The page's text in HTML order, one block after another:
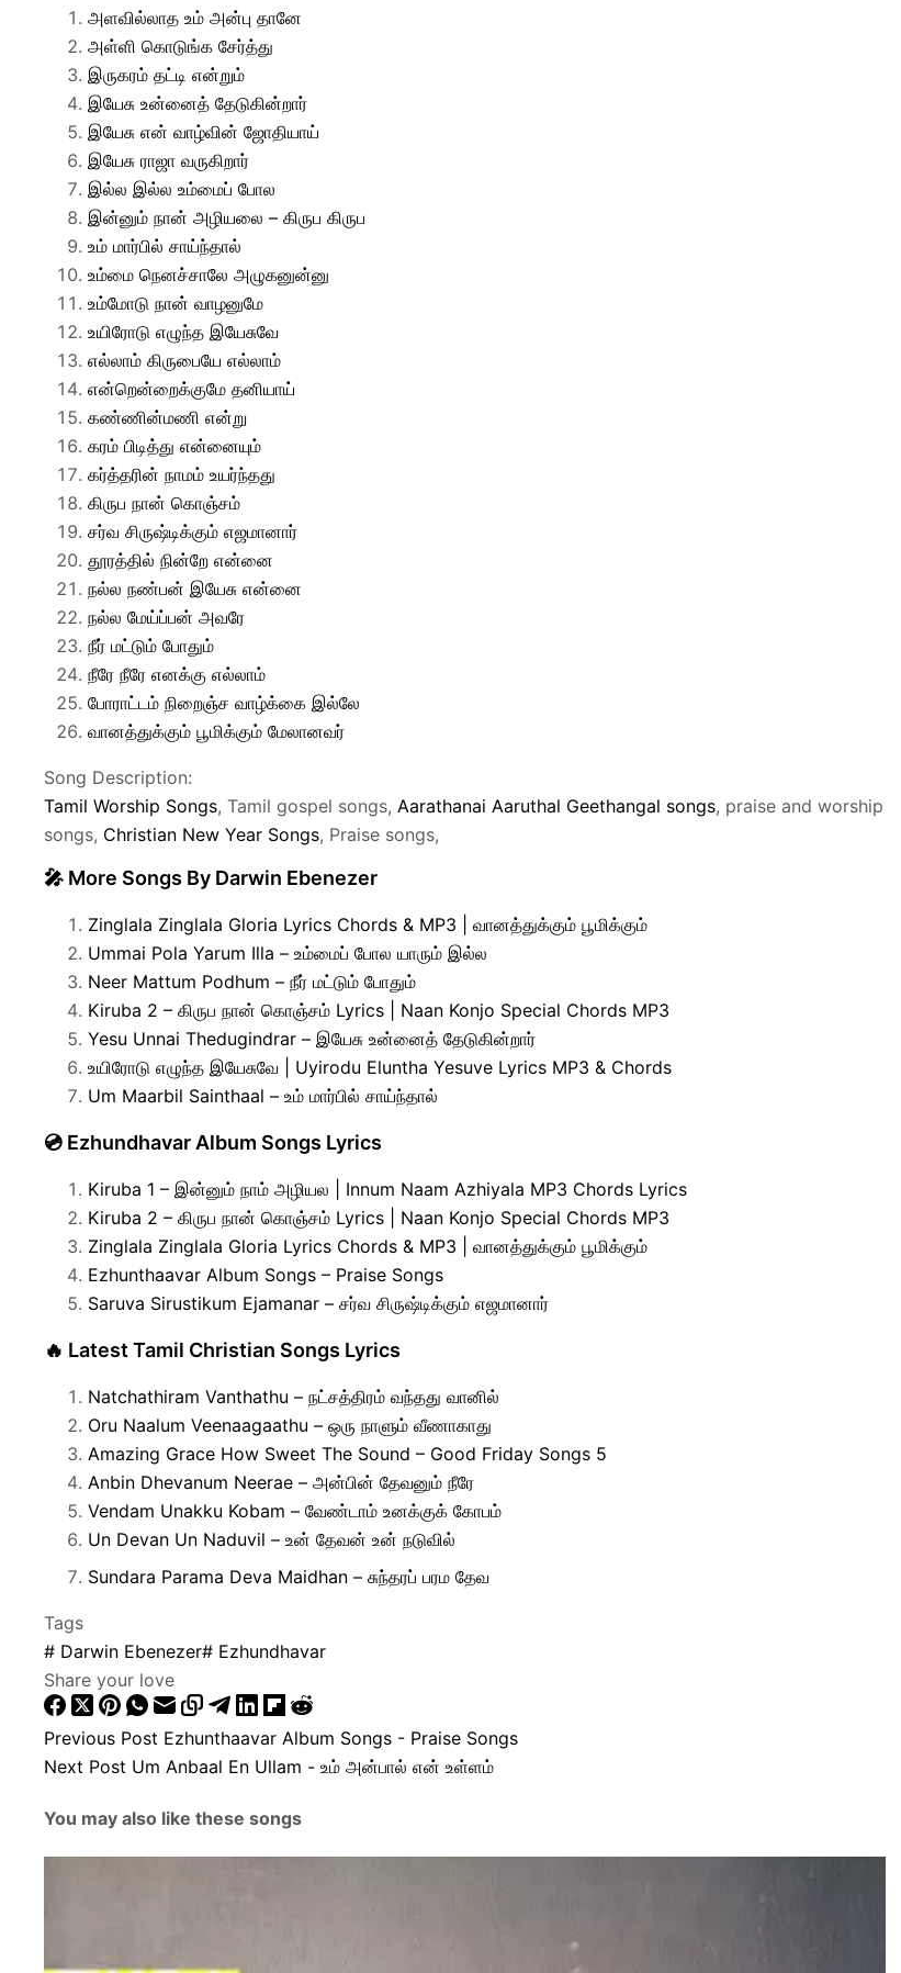
அளவில்லாத உம் அன்பு தானே
அள்ளி கொடுங்க சேர்த்து
இருகரம் தட்டி என்றும்
இயேசு உன்னைத் தேடுகின்றார்
இயேசு என் வாழ்வின் ஜோதியாய்
இயேசு ராஜா வருகிறார்
இல்ல இல்ல உம்மைப் போல
இன்னும் நான் அழியலை – கிருப கிருப
உம் மார்பில் சாய்ந்தால்
உம்மை நெனச்சாலே அழுகனுன்னு
உம்மோடு நான் வாழனுமே
உயிரோடு எழுந்த இயேசுவே
எல்லாம் கிருபையே எல்லாம்
என்றென்றைக்குமே தனியாய்
கண்ணின்மணி என்று
கரம் பிடித்து என்னையும்
கர்த்தரின் நாமம் உயர்ந்தது
கிருப நான் கொஞ்சம்
சர்வ சிருஷ்டிக்கும் எஜமானார்
தூரத்தில் நின்றே என்னை
நல்ல நண்பன் இயேசு என்னை
நல்ல மேய்ப்பன் அவரே
நீர் மட்டும் போதும்
நீரே நீரே எனக்கு எல்லாம்
போராட்டம் நிறைஞ்ச வாழ்க்கை இல்லே
வானத்துக்கும் பூமிக்கும் மேலானவர்
Song Description:
Tamil Worship Songs, Tamil gospel songs, Aarathanai Aaruthal Geethangal songs, praise and worship
songs, Christian New Year Songs, Praise songs,
🎤 More Songs By Darwin Ebenezer
Zinglala Zinglala Gloria Lyrics Chords & MP3 | வானத்துக்கும் பூமிக்கும்
Ummai Pola Yarum Illa – உம்மைப் போல யாரும் இல்ல
Neer Mattum Podhum – நீர் மட்டும் போதும்
Kiruba 2 – கிருப நான் கொஞ்சம் Lyrics | Naan Konjo Special Chords MP3
Yesu Unnai Thedugindrar – இயேசு உன்னைத் தேடுகின்றார்
உயிரோடு எழுந்த இயேசுவே | Uyirodu Eluntha Yesuve Lyrics MP3 & Chords
Um Maarbil Sainthaal – உம் மார்பில் சாய்ந்தால்
💿 Ezhundhavar Album Songs Lyrics
Kiruba 1 – இன்னும் நாம் அழியல | Innum Naam Azhiyala MP3 Chords Lyrics
Kiruba 2 – கிருப நான் கொஞ்சம் Lyrics | Naan Konjo Special Chords MP3
Zinglala Zinglala Gloria Lyrics Chords & MP3 | வானத்துக்கும் பூமிக்கும்
Ezhunthaavar Album Songs – Praise Songs
Saruva Sirustikum Ejamanar – சர்வ சிருஷ்டிக்கும் எஜமானார்
🔥 Latest Tamil Christian Songs Lyrics
Natchathiram Vanthathu – நட்சத்திரம் வந்தது வானில்
Oru Naalum Veenaagaathu – ஒரு நாளும் வீணாகாது
Amazing Grace How Sweet The Sound – Good Friday Songs 5
Anbin Dhevanum Neerae – அன்பின் தேவனும் நீரே
Vendam Unakku Kobam – வேண்டாம் உனக்குக் கோபம்
Un Devan Un Naduvil – உன் தேவன் உன் நடுவில்
Sundara Parama Deva Maidhan – சுந்தரப் பரம தேவ
Tags
# Darwin Ebenezer# Ezhundhavar
Share your love
Previous Post Ezhunthaavar Album Songs - Praise Songs
Next Post Um Anbaal En Ullam - உம் அன்பால் என் உள்ளம்
You may also like these songs